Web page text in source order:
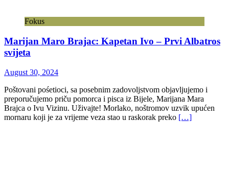
Fokus
Marijan Maro Brajac: Kapetan Ivo – Prvi Albatros
svijeta
August 30, 2024
Poštovani pośetioci, sa posebnim zadovoljstvom objavljujemo i
preporučujemo priču pomorca i pisca iz Bijele, Marijana Mara
Brajca o Ivu Vizinu. Uživajte! Morlako, noštromov uzvik upućen
mornaru koji je za vrijeme veza stao u raskorak preko […]